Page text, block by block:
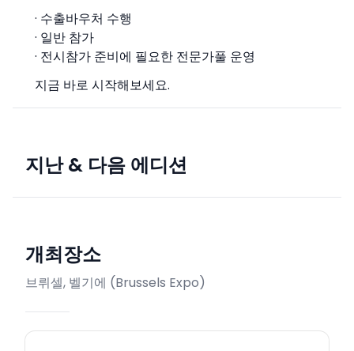
· 수출바우처 수행
· 일반 참가
· 전시참가 준비에 필요한 전문가풀 운영
지금 바로 시작해보세요.
지난 & 다음 에디션
개최장소
브뤼셀, 벨기에 (Brussels Expo)